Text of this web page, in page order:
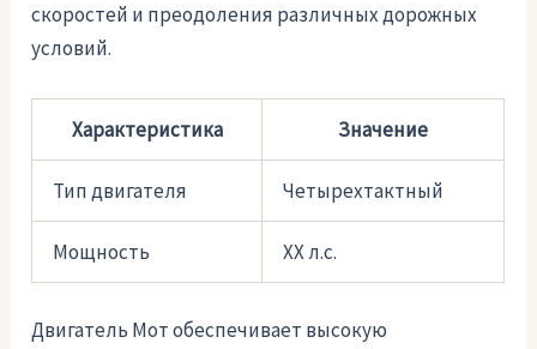
скоростей и преодоления различных дорожных
условий.
Характеристика Значение
Тип двигателя Четырехтактный
Мощность XX л.с.
Двигатель Мот обеспечивает высокую